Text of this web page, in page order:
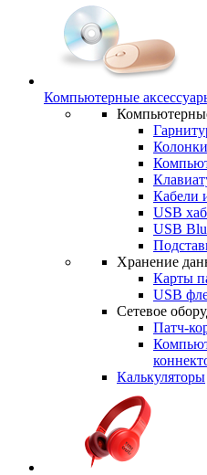
Компьютерные
Кабели
USB
USB
Хранение
Карты
USB
Сетевое
Патч-
Калькуляторы